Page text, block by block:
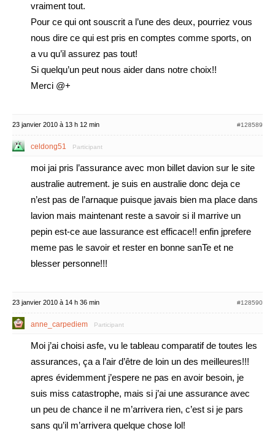
vraiment tout.
Pour ce qui ont souscrit a l’une des deux, pourriez vous
nous dire ce qui est pris en comptes comme sports, on
a vu qu’il assurez pas tout!
Si quelqu’un peut nous aider dans notre choix!!
Merci @+
23 janvier 2010 à 13 h 12 min #128589
celdong51 Participant
moi jai pris l’assurance avec mon billet davion sur le site
australie autrement. je suis en australie donc deja ce
n’est pas de l’arnaque puisque javais bien ma place dans
lavion mais maintenant reste a savoir si il marrive un
pepin est-ce aue lassurance est efficace!! enfin jprefere
meme pas le savoir et rester en bonne sanTe et ne
blesser personne!!!
23 janvier 2010 à 14 h 36 min #128590
anne_carpediem Participant
Moi j’ai choisi asfe, vu le tableau comparatif de toutes les
assurances, ça a l’air d’être de loin un des meilleures!!!
apres évidemment j’espere ne pas en avoir besoin, je
suis miss catastrophe, mais si j’ai une assurance avec
un peu de chance il ne m’arrivera rien, c’est si je pars
sans qu’il m’arrivera quelque chose lol!